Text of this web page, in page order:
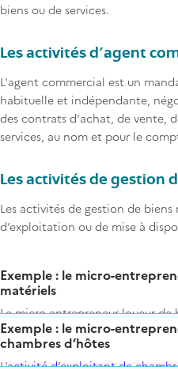
biens ou de services.
Les activités d’agent
L'agent commercial est un
habituelle et indépendante,
des contrats d'achat, de vente,
services, au nom et pour le
Les activités de gestion
Les activités de gestion de
d’exploitation ou de mise à
Items
Exemple : le micro-
matériels
Le micro-entrepreneur loueur de
consistant à mettre à
durables destinés à un usage
: articles de sport et de loisirs,
Exemple : le micro-
chambres d’hôtes
L’activité d’exploitant de